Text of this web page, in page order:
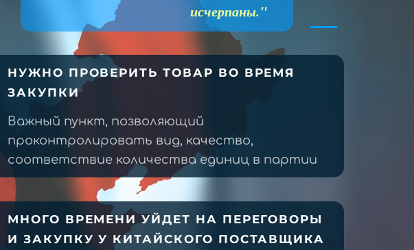
исчерпаны."
НУЖНО ПРОВЕРИТЬ ТОВАР ВО ВРЕМЯ
ЗАКУПКИ
Важный пункт, позволяющий
проконтролировать вид, качество,
соответствие количества единиц в партии
МНОГО ВРЕМЕНИ УЙДЕТ НА ПЕРЕГОВОРЫ
И ЗАКУПКУ У КИТАЙСКОГО ПОСТАВЩИКА